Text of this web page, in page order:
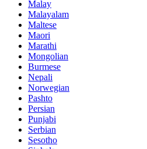
Malay
Malayalam
Maltese
Maori
Marathi
Mongolian
Burmese
Nepali
Norwegian
Pashto
Persian
Punjabi
Serbian
Sesotho